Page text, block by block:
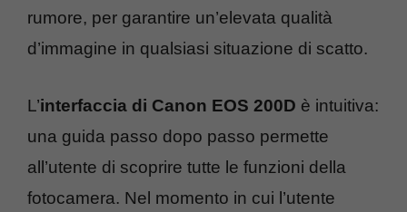
rumore, per garantire un’elevata qualità
d’immagine in qualsiasi situazione di scatto.
L’interfaccia di Canon EOS 200D è intuitiva:
una guida passo dopo passo permette
all’utente di scoprire tutte le funzioni della
fotocamera. Nel momento in cui l’utente